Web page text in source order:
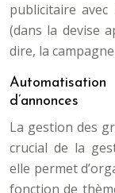
publicitaire
(dans la devise
dire, la
d’annonces
La gestion des
crucial de la
elle permet
fonction de